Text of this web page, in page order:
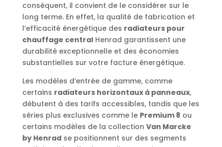
conséquent, il convient de le considérer sur le
long terme. En effet, la qualité de fabrication et
l’efficacité énergétique des radiateurs pour
chauffage centralHenrad garantissent une
durabilité exceptionnelle et des économies
substantielles sur votre facture énergétique.
Les modèles d’entrée de gamme, comme
certains radiateurs horizontaux à panneaux,
débutent à des tarifs accessibles, tandis que les
séries plus exclusives comme le Premium 8 ou
certains modèles de la collection Van Marcke
by Henradse positionnent sur des segments